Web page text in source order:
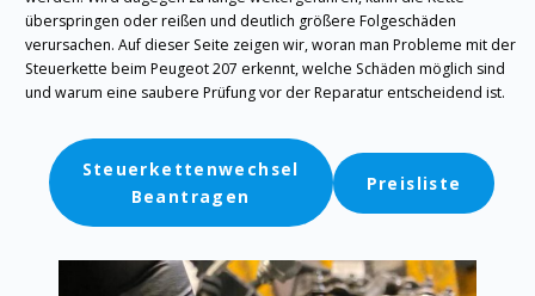
überspringen oder reißen und deutlich größere Folgeschäden
verursachen. Auf dieser Seite zeigen wir, woran man Probleme mit der
Steuerkette beim Peugeot 207 erkennt, welche Schäden möglich sind
und warum eine saubere Prüfung vor der Reparatur entscheidend ist.
Steuerkettenwechsel
Beantragen
Preisliste